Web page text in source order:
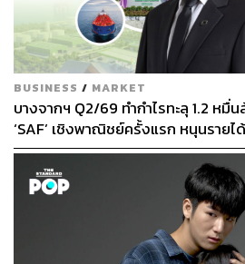
BUSINESS / MARKET
บางจากฯ Q2/69 ทำกำไรทะลุ 1.2 หมื่น
‘SAF’ เชิงพาณิชย์ครั้งแรก หนุนราย
ล้าน